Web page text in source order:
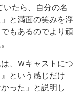
いたら、自分の名
と満面の笑みを浮
もあるのでより頑
、Ｗキャストにつ
という感じだけ
った」と説明し